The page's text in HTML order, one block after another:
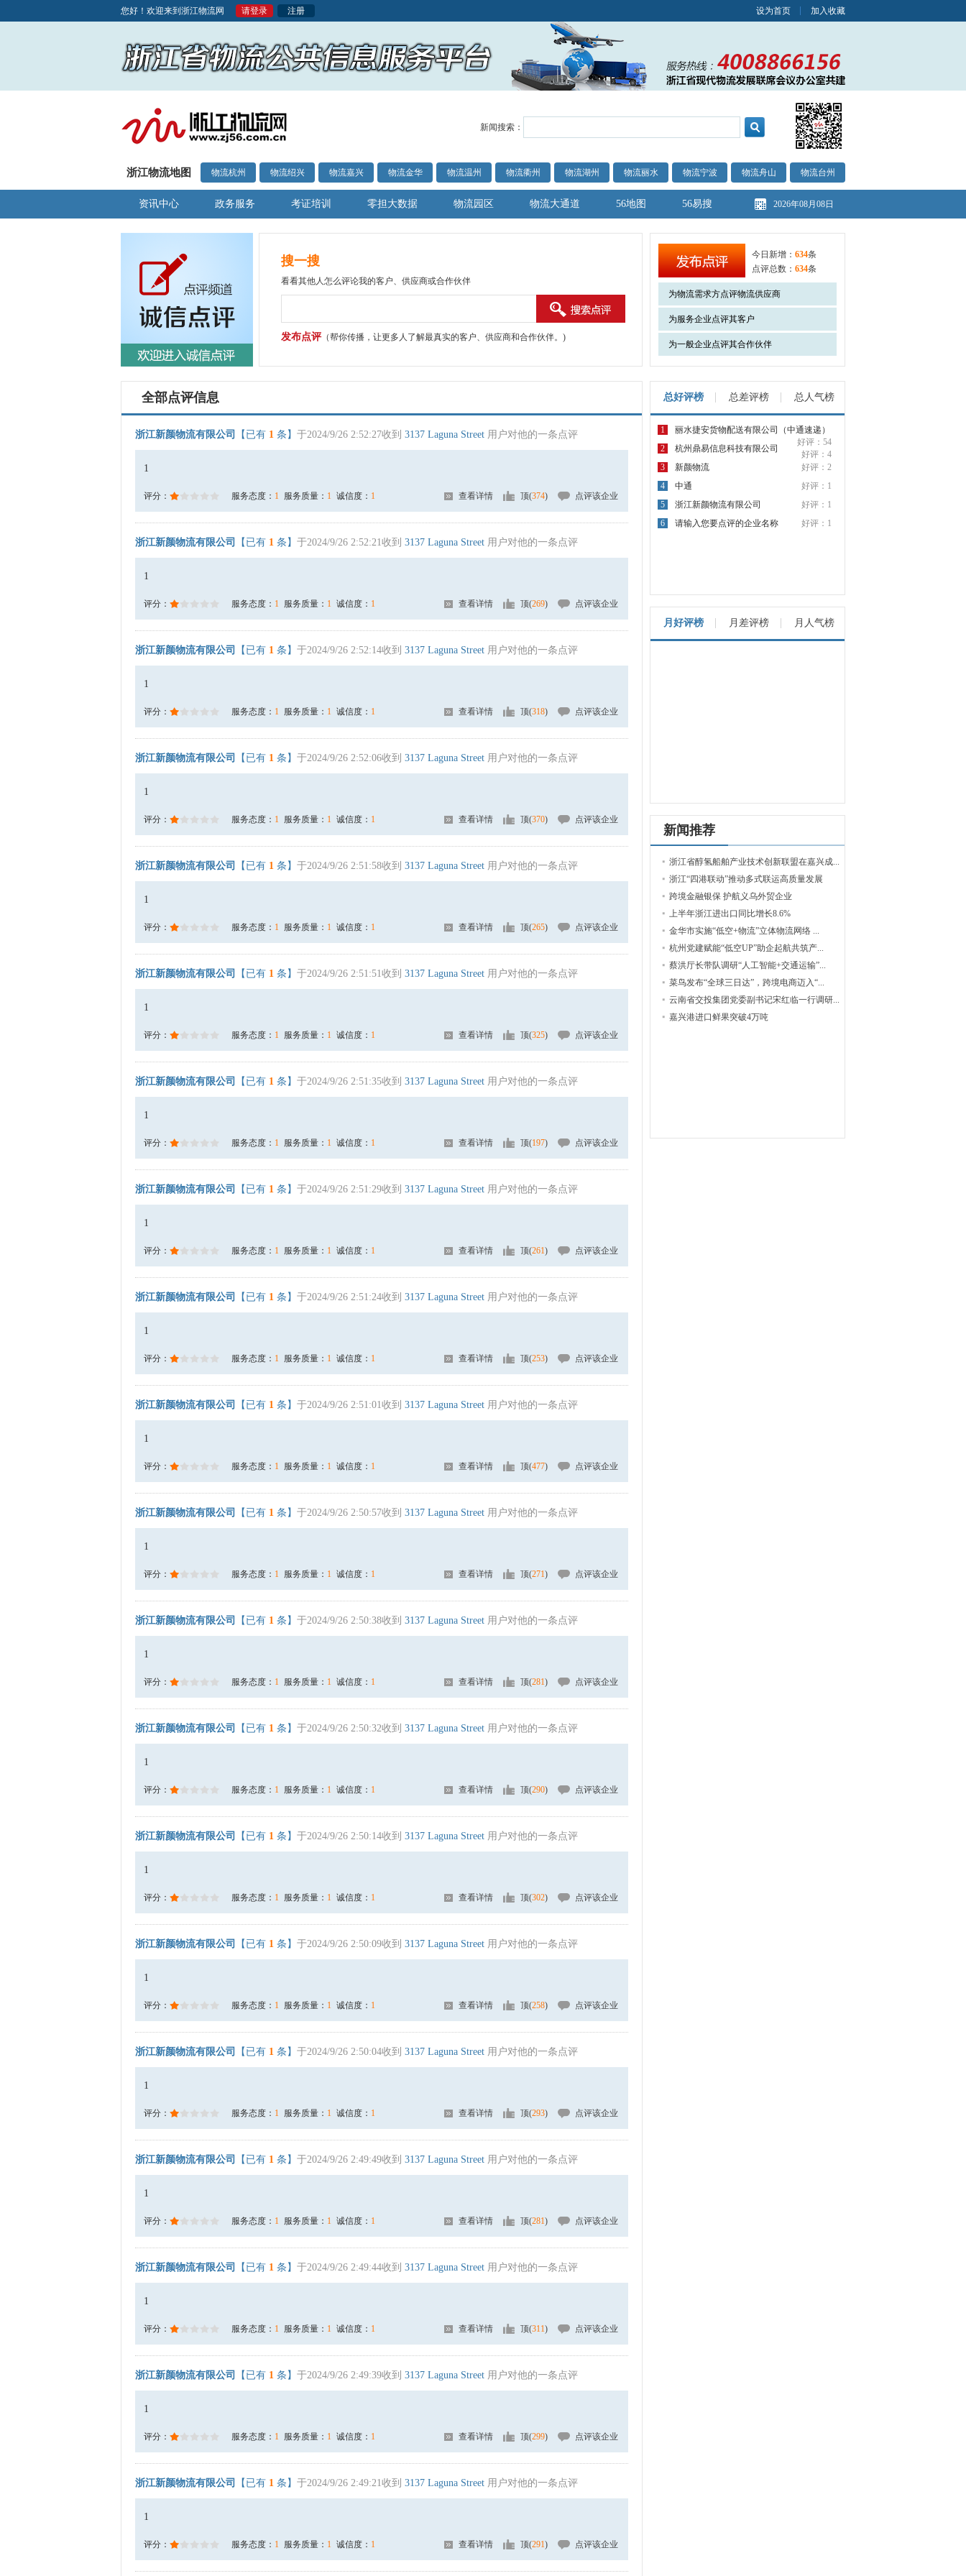
您好！欢迎来到浙江物流网 请登录 注册 设为首页 加入收藏
新闻搜索：
浙江物流地图 物流杭州 物流绍兴 物流嘉兴 物流金华 物流温州 物流衢州 物流湖州 物流丽水 物流宁波 物流舟山 物流台州
资讯中心 政务服务 考证培训 零担大数据 物流园区 物流大通道 56地图 56易搜 2026年08月08日
搜一搜
看看其他人怎么评论我的客户、供应商或合作伙伴
发布点评（帮你传播，让更多人了解最真实的客户、供应商和合作伙伴。)
今日新增： 634条
点评总数： 634条
为物流需求方点评物流供应商
为服务企业点评其客户
为一般企业点评其合作伙伴
全部点评信息
浙江新颜物流有限公司 【已有 1 条】 于2024/9/26 2:52:27收到 3137 Laguna Street 用户对他的一条点评
1
评分： 服务态度： 1 服务质量： 1 诚信度： 1 查看详情 顶(374) 点评该企业
浙江新颜物流有限公司 【已有 1 条】 于2024/9/26 2:52:21收到 3137 Laguna Street 用户对他的一条点评
1
评分： 服务态度： 1 服务质量： 1 诚信度： 1 查看详情 顶(269) 点评该企业
浙江新颜物流有限公司 【已有 1 条】 于2024/9/26 2:52:14收到 3137 Laguna Street 用户对他的一条点评
1
评分： 服务态度： 1 服务质量： 1 诚信度： 1 查看详情 顶(318) 点评该企业
浙江新颜物流有限公司 【已有 1 条】 于2024/9/26 2:52:06收到 3137 Laguna Street 用户对他的一条点评
1
评分： 服务态度： 1 服务质量： 1 诚信度： 1 查看详情 顶(370) 点评该企业
浙江新颜物流有限公司 【已有 1 条】 于2024/9/26 2:51:58收到 3137 Laguna Street 用户对他的一条点评
1
评分： 服务态度： 1 服务质量： 1 诚信度： 1 查看详情 顶(265) 点评该企业
浙江新颜物流有限公司 【已有 1 条】 于2024/9/26 2:51:51收到 3137 Laguna Street 用户对他的一条点评
1
评分： 服务态度： 1 服务质量： 1 诚信度： 1 查看详情 顶(325) 点评该企业
浙江新颜物流有限公司 【已有 1 条】 于2024/9/26 2:51:35收到 3137 Laguna Street 用户对他的一条点评
1
评分： 服务态度： 1 服务质量： 1 诚信度： 1 查看详情 顶(197) 点评该企业
浙江新颜物流有限公司 【已有 1 条】 于2024/9/26 2:51:29收到 3137 Laguna Street 用户对他的一条点评
1
评分： 服务态度： 1 服务质量： 1 诚信度： 1 查看详情 顶(261) 点评该企业
浙江新颜物流有限公司 【已有 1 条】 于2024/9/26 2:51:24收到 3137 Laguna Street 用户对他的一条点评
1
评分： 服务态度： 1 服务质量： 1 诚信度： 1 查看详情 顶(253) 点评该企业
浙江新颜物流有限公司 【已有 1 条】 于2024/9/26 2:51:01收到 3137 Laguna Street 用户对他的一条点评
1
评分： 服务态度： 1 服务质量： 1 诚信度： 1 查看详情 顶(477) 点评该企业
浙江新颜物流有限公司 【已有 1 条】 于2024/9/26 2:50:57收到 3137 Laguna Street 用户对他的一条点评
1
评分： 服务态度： 1 服务质量： 1 诚信度： 1 查看详情 顶(271) 点评该企业
浙江新颜物流有限公司 【已有 1 条】 于2024/9/26 2:50:38收到 3137 Laguna Street 用户对他的一条点评
1
评分： 服务态度： 1 服务质量： 1 诚信度： 1 查看详情 顶(281) 点评该企业
浙江新颜物流有限公司 【已有 1 条】 于2024/9/26 2:50:32收到 3137 Laguna Street 用户对他的一条点评
1
评分： 服务态度： 1 服务质量： 1 诚信度： 1 查看详情 顶(290) 点评该企业
浙江新颜物流有限公司 【已有 1 条】 于2024/9/26 2:50:14收到 3137 Laguna Street 用户对他的一条点评
1
评分： 服务态度： 1 服务质量： 1 诚信度： 1 查看详情 顶(302) 点评该企业
浙江新颜物流有限公司 【已有 1 条】 于2024/9/26 2:50:09收到 3137 Laguna Street 用户对他的一条点评
1
评分： 服务态度： 1 服务质量： 1 诚信度： 1 查看详情 顶(258) 点评该企业
浙江新颜物流有限公司 【已有 1 条】 于2024/9/26 2:50:04收到 3137 Laguna Street 用户对他的一条点评
1
评分： 服务态度： 1 服务质量： 1 诚信度： 1 查看详情 顶(293) 点评该企业
浙江新颜物流有限公司 【已有 1 条】 于2024/9/26 2:49:49收到 3137 Laguna Street 用户对他的一条点评
1
评分： 服务态度： 1 服务质量： 1 诚信度： 1 查看详情 顶(281) 点评该企业
浙江新颜物流有限公司 【已有 1 条】 于2024/9/26 2:49:44收到 3137 Laguna Street 用户对他的一条点评
1
评分： 服务态度： 1 服务质量： 1 诚信度： 1 查看详情 顶(311) 点评该企业
浙江新颜物流有限公司 【已有 1 条】 于2024/9/26 2:49:39收到 3137 Laguna Street 用户对他的一条点评
1
评分： 服务态度： 1 服务质量： 1 诚信度： 1 查看详情 顶(299) 点评该企业
浙江新颜物流有限公司 【已有 1 条】 于2024/9/26 2:49:21收到 3137 Laguna Street 用户对他的一条点评
1
评分： 服务态度： 1 服务质量： 1 诚信度： 1 查看详情 顶(291) 点评该企业
总好评榜 总差评榜 总人气榜
1
丽水捷安货物配送有限公司（中通速递）
好评：54
2 杭州鼎易信息科技有限公司
好评：4
3
新颜物流
好评：2
4
中通
好评：1
5
浙江新颜物流有限公司
好评：1
6
请输入您要点评的企业名称 好评：1
月好评榜 月差评榜 月人气榜
新闻推荐
浙江省醇氢船舶产业技术创新联盟在嘉兴成...
浙江“四港联动”推动多式联运高质量发展
跨境金融银保 护航义乌外贸企业
上半年浙江进出口同比增长8.6%
金华市实施“低空+物流”立体物流网络 ...
杭州党建赋能“低空UP”助企起航共筑产...
蔡洪厅长带队调研“人工智能+交通运输”...
菜鸟发布“全球三日达”，跨境电商迈入“...
云南省交投集团党委副书记宋红临一行调研...
嘉兴港进口鲜果突破4万吨